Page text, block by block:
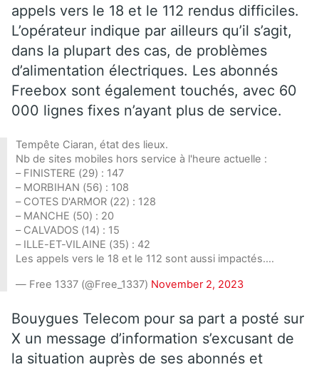
appels vers le 18 et le 112 rendus difficiles.
L’opérateur indique par ailleurs qu’il s’agit,
dans la plupart des cas, de problèmes
d’alimentation électriques. Les abonnés
Freebox sont également touchés, avec 60
000 lignes fixes n’ayant plus de service.
Tempête Ciaran, état des lieux.
Nb de sites mobiles hors service à l'heure actuelle :
– FINISTERE (29) : 147
– MORBIHAN (56) : 108
– COTES D'ARMOR (22) : 128
– MANCHE (50) : 20
– CALVADOS (14) : 15
– ILLE-ET-VILAINE (35) : 42
Les appels vers le 18 et le 112 sont aussi impactés.…
— Free 1337 (@Free_1337) November 2, 2023
Bouygues Telecom pour sa part a posté sur
X un message d’information s’excusant de
la situation auprès de ses abonnés et